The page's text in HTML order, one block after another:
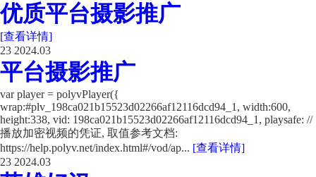
优质平台摄影推广
[查看详情]
23 2024.03
平台摄影推广
var player = polyvPlayer({
wrap:#plv_198ca021b15523d02266af12116dcd94_1, width:600,
height:338, vid: 198ca021b15523d02266af12116dcd94_1, playsafe: //
播放加密视频的凭证, 取值参考文档:
https://help.polyv.net/index.html#/vod/ap... [查看详情]
23 2024.03